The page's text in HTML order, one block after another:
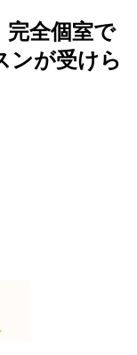
完全個室で
ンが受けら